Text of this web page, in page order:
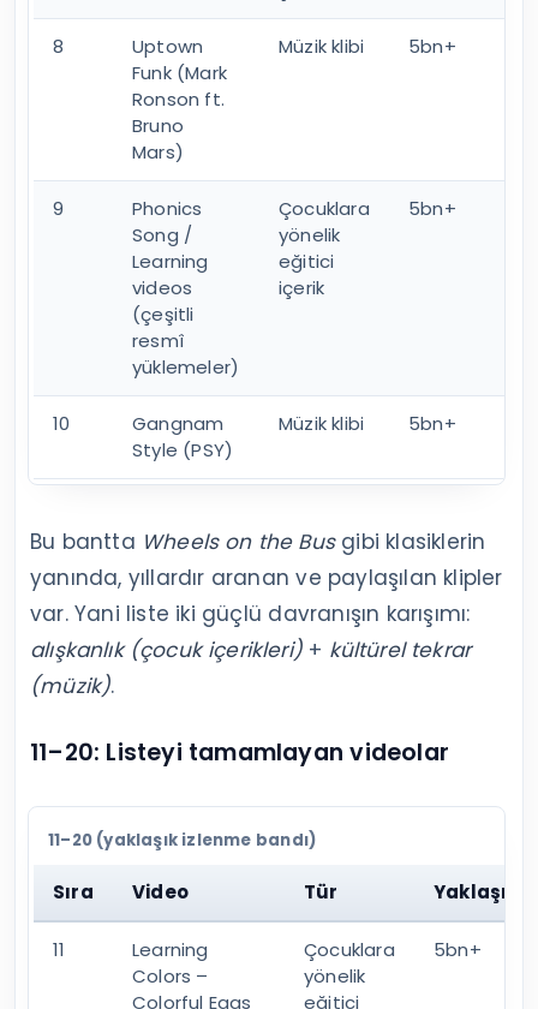
8
Uptown
Funk (Mark
Ronson ft.
Bruno
Mars)
Müzik klibi 5bn+
9
Phonics
Song /
Learning
videos
(çeşitli
resmî
yüklemeler)
Çocuklara
yönelik
eğitici
içerik
5bn+
10
Gangnam
Style (PSY)
Müzik klibi 5bn+
Bu bantta Wheels on the Busgibi klasiklerin
yanında, yıllardır aranan ve paylaşılan klipler
var. Yani liste iki güçlü davranışın karışımı:
alışkanlık (çocuk içerikleri)+ kültürel tekrar
(müzik).
11–20: Listeyi tamamlayan videolar
11–20 (yaklaşık izlenme bandı)
Sıra Video Tür Yaklaşık
11
Learning
Colors –
Colorful Eggs
Çocuklara
yönelik
eğitici
5bn+